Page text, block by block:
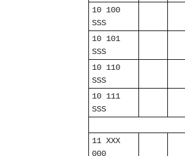
10 100
SSS
10 101
SSS
10 110
SSS
10 111
SSS
11 XXX
000